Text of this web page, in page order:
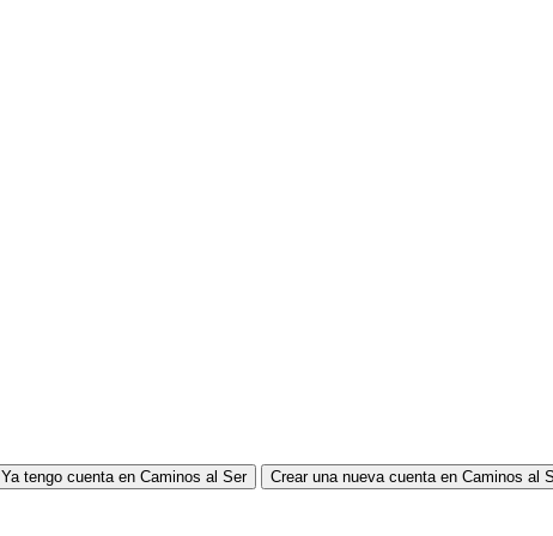
Ya tengo cuenta en Caminos al Ser Crear una nueva cuenta en Caminos al